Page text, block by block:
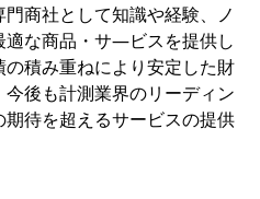
商社として知識や経験、ノ
適な商品・サ―ビスを提供し
積み重ねにより安定した財
後も計測業界のリーディン
待を超えるサービスの提供